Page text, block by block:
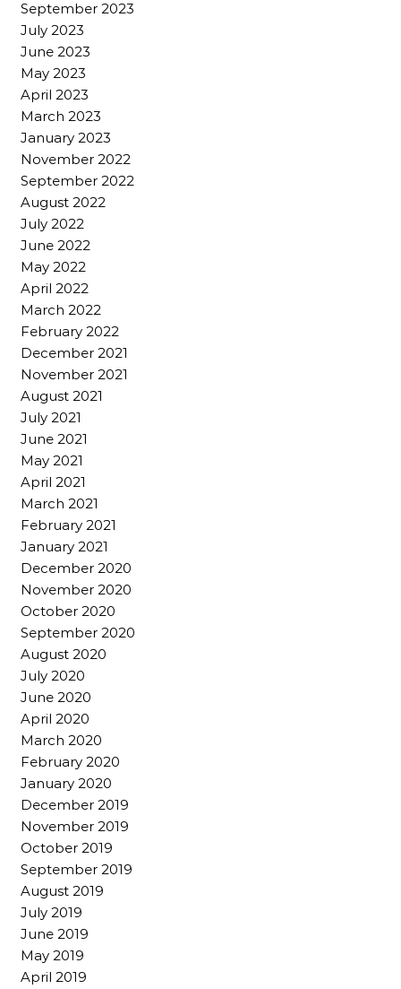
September 2023
July 2023
June 2023
May 2023
April 2023
March 2023
January 2023
November 2022
September 2022
August 2022
July 2022
June 2022
May 2022
April 2022
March 2022
February 2022
December 2021
November 2021
August 2021
July 2021
June 2021
May 2021
April 2021
March 2021
February 2021
January 2021
December 2020
November 2020
October 2020
September 2020
August 2020
July 2020
June 2020
April 2020
March 2020
February 2020
January 2020
December 2019
November 2019
October 2019
September 2019
August 2019
July 2019
June 2019
May 2019
April 2019